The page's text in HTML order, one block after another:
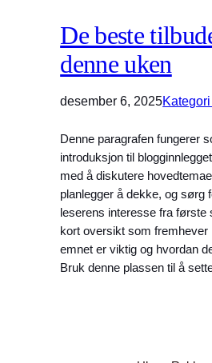
De beste
denne uken
desember 6, 2025
Denne paragrafen fungerer
introduksjon til
med å diskutere
planlegger å dekke, og sørg
leserens interesse fra første
kort oversikt som fremhever
emnet er viktig og hvordan
Bruk denne plassen til å